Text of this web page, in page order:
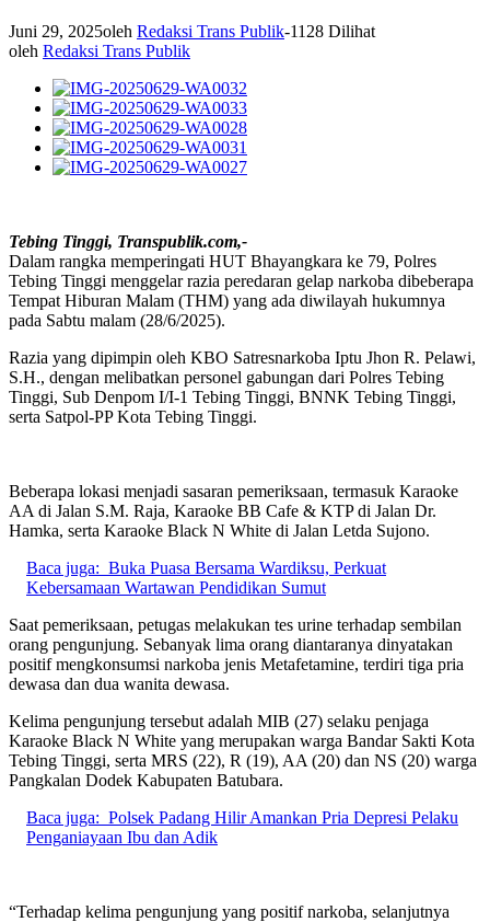
Juni 29, 2025oleh Redaksi Trans Publik-1128 Dilihat
oleh Redaksi Trans Publik
Tebing Tinggi, Transpublik.com,-
Dalam rangka memperingati HUT Bhayangkara ke 79, Polres
Tebing Tinggi menggelar razia peredaran gelap narkoba dibeberapa
Tempat Hiburan Malam (THM) yang ada diwilayah hukumnya
pada Sabtu malam (28/6/2025).
Razia yang dipimpin oleh KBO Satresnarkoba Iptu Jhon R. Pelawi,
S.H., dengan melibatkan personel gabungan dari Polres Tebing
Tinggi, Sub Denpom I/I-1 Tebing Tinggi, BNNK Tebing Tinggi,
serta Satpol-PP Kota Tebing Tinggi.
Beberapa lokasi menjadi sasaran pemeriksaan, termasuk Karaoke
AA di Jalan S.M. Raja, Karaoke BB Cafe & KTP di Jalan Dr.
Hamka, serta Karaoke Black N White di Jalan Letda Sujono.
Baca juga: Buka Puasa Bersama Wardiksu, Perkuat
Kebersamaan Wartawan Pendidikan Sumut
Saat pemeriksaan, petugas melakukan tes urine terhadap sembilan
orang pengunjung. Sebanyak lima orang diantaranya dinyatakan
positif mengkonsumsi narkoba jenis Metafetamine, terdiri tiga pria
dewasa dan dua wanita dewasa.
Kelima pengunjung tersebut adalah MIB (27) selaku penjaga
Karaoke Black N White yang merupakan warga Bandar Sakti Kota
Tebing Tinggi, serta MRS (22), R (19), AA (20) dan NS (20) warga
Pangkalan Dodek Kabupaten Batubara.
Baca juga: Polsek Padang Hilir Amankan Pria Depresi Pelaku
Penganiayaan Ibu dan Adik
“Terhadap kelima pengunjung yang positif narkoba, selanjutnya